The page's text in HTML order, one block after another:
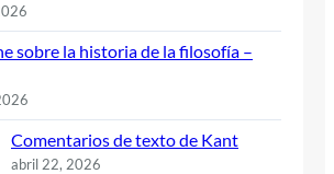
sobre la historia de la filosofía –
Comentarios de texto de Kant
abril 22, 2026